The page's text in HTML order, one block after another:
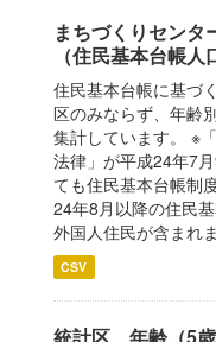
まちづくりセンタ
（住民基本台帳人
住民基本台帳に基づ
区のみならず、年齢
集計しています。 ※
法律」が平成24年7
ても住民基本台帳制
24年8月以降の住民
外国人住民が含まれま
CSV